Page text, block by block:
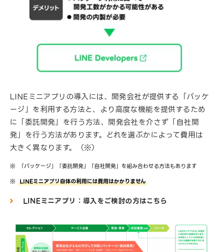
LINEミニアプリの導入には、開発会社が提供する「パッケ
ージ」を利用する方法と、より高度な機能を提供するため
に「委託開発」を行う方法、開発会社を介さず「自社開
発」を行う方法があります。どれを選ぶかによって費用は
大きく異なります。（※）
「パッケージ」「委託開発」「自社開発」を組み合わせる方法もあります
LINEミニアプリ自体の利用には費用はかかりません
LINEミニアプリ：導入をご検討の方はこちら